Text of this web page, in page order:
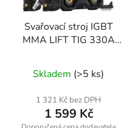
Svařovací stroj IGBT
MMA LIFT TIG 330A
Skladem (>5 ks)
1 321 Kč bez DPH
1 599 Kč